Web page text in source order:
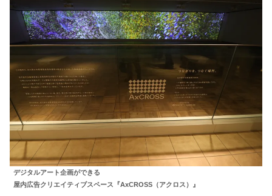
デジタルアート企画ができる
屋内広告クリエイティブスペース『AxCROSS（アクロス）』